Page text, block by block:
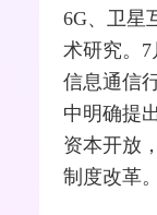
6G、卫星
术研究。
信息通信
中明确提
资本开放
制度改革。